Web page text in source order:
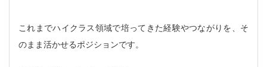
これまでハイクラス領域で培ってきた経験やつながりを、そ
のまま活かせるポジションです。